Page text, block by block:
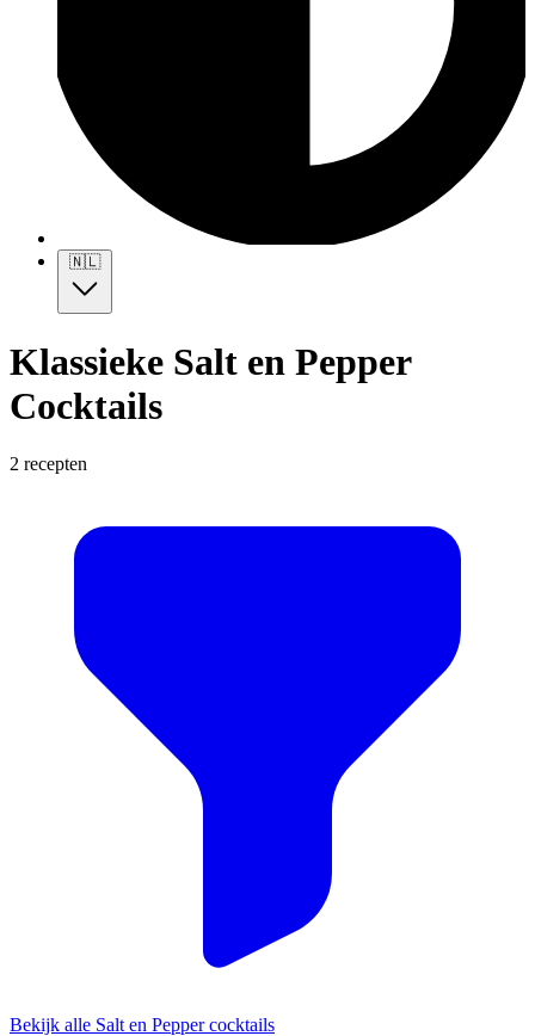
🇳🇱
Klassieke Salt en Pepper
Cocktails
2 recepten
Bekijk alle Salt en Pepper cocktails